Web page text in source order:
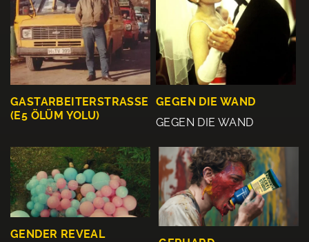
GASTARBEITERSTRASSE
(E5 ÖLÜM YOLU)
GEGEN DIE WAND
GEGEN DIE WAND
GENDER REVEAL